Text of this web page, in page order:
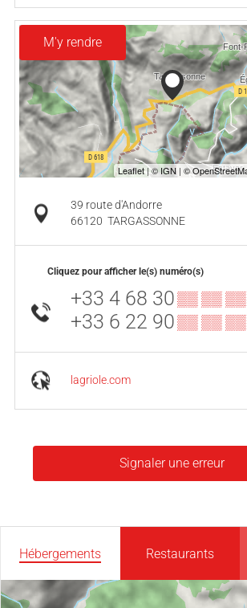
M'y rendre
39 route d'Andorre
66120 TARGASSONNE
Cliquez pour afficher le(s) numéro(s)
+33 4 68 30▒▒ ▒▒ ▒▒
+33 6 22 90▒▒ ▒▒ ▒▒
lagriole.com
Signaler une erreur
Hébergements Restaurants